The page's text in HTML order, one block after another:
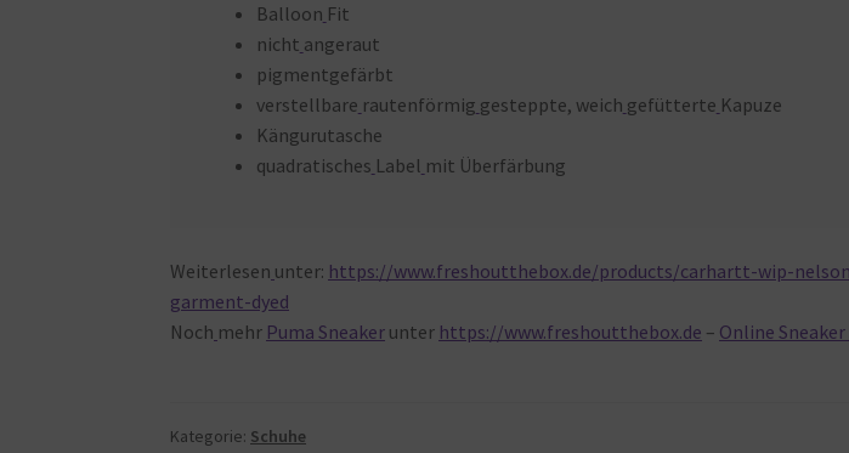
Balloon Fit
nicht angeraut
pigmentgefärbt
verstellbare rautenförmig gesteppte, weich gefütterte Kapuze
Kängurutasche
quadratisches Label mit Überfärbung
Weiterlesen unter: https://www.freshoutthebox.de/products/carhartt-wip-
garment-dyed
Noch mehr Puma Sneaker unter https://www.freshoutthebox.de – Online Sneaker
Kategorie: Schuhe